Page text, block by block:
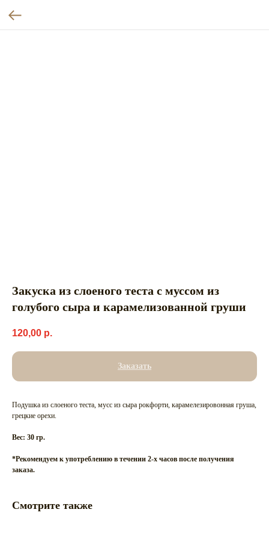
Закуска из слоеного теста с муссом из
голубого сыра и карамелизованной груши
120,00 р.
Заказать
Подушка из слоеного теста, мусс из сыра рокфорти, карамелезировонная груша,
грецкие орехи.
Вес: 30 гр.
*Рекомендуем к употреблению в течении 2-х часов после получения
заказа.
Смотрите также